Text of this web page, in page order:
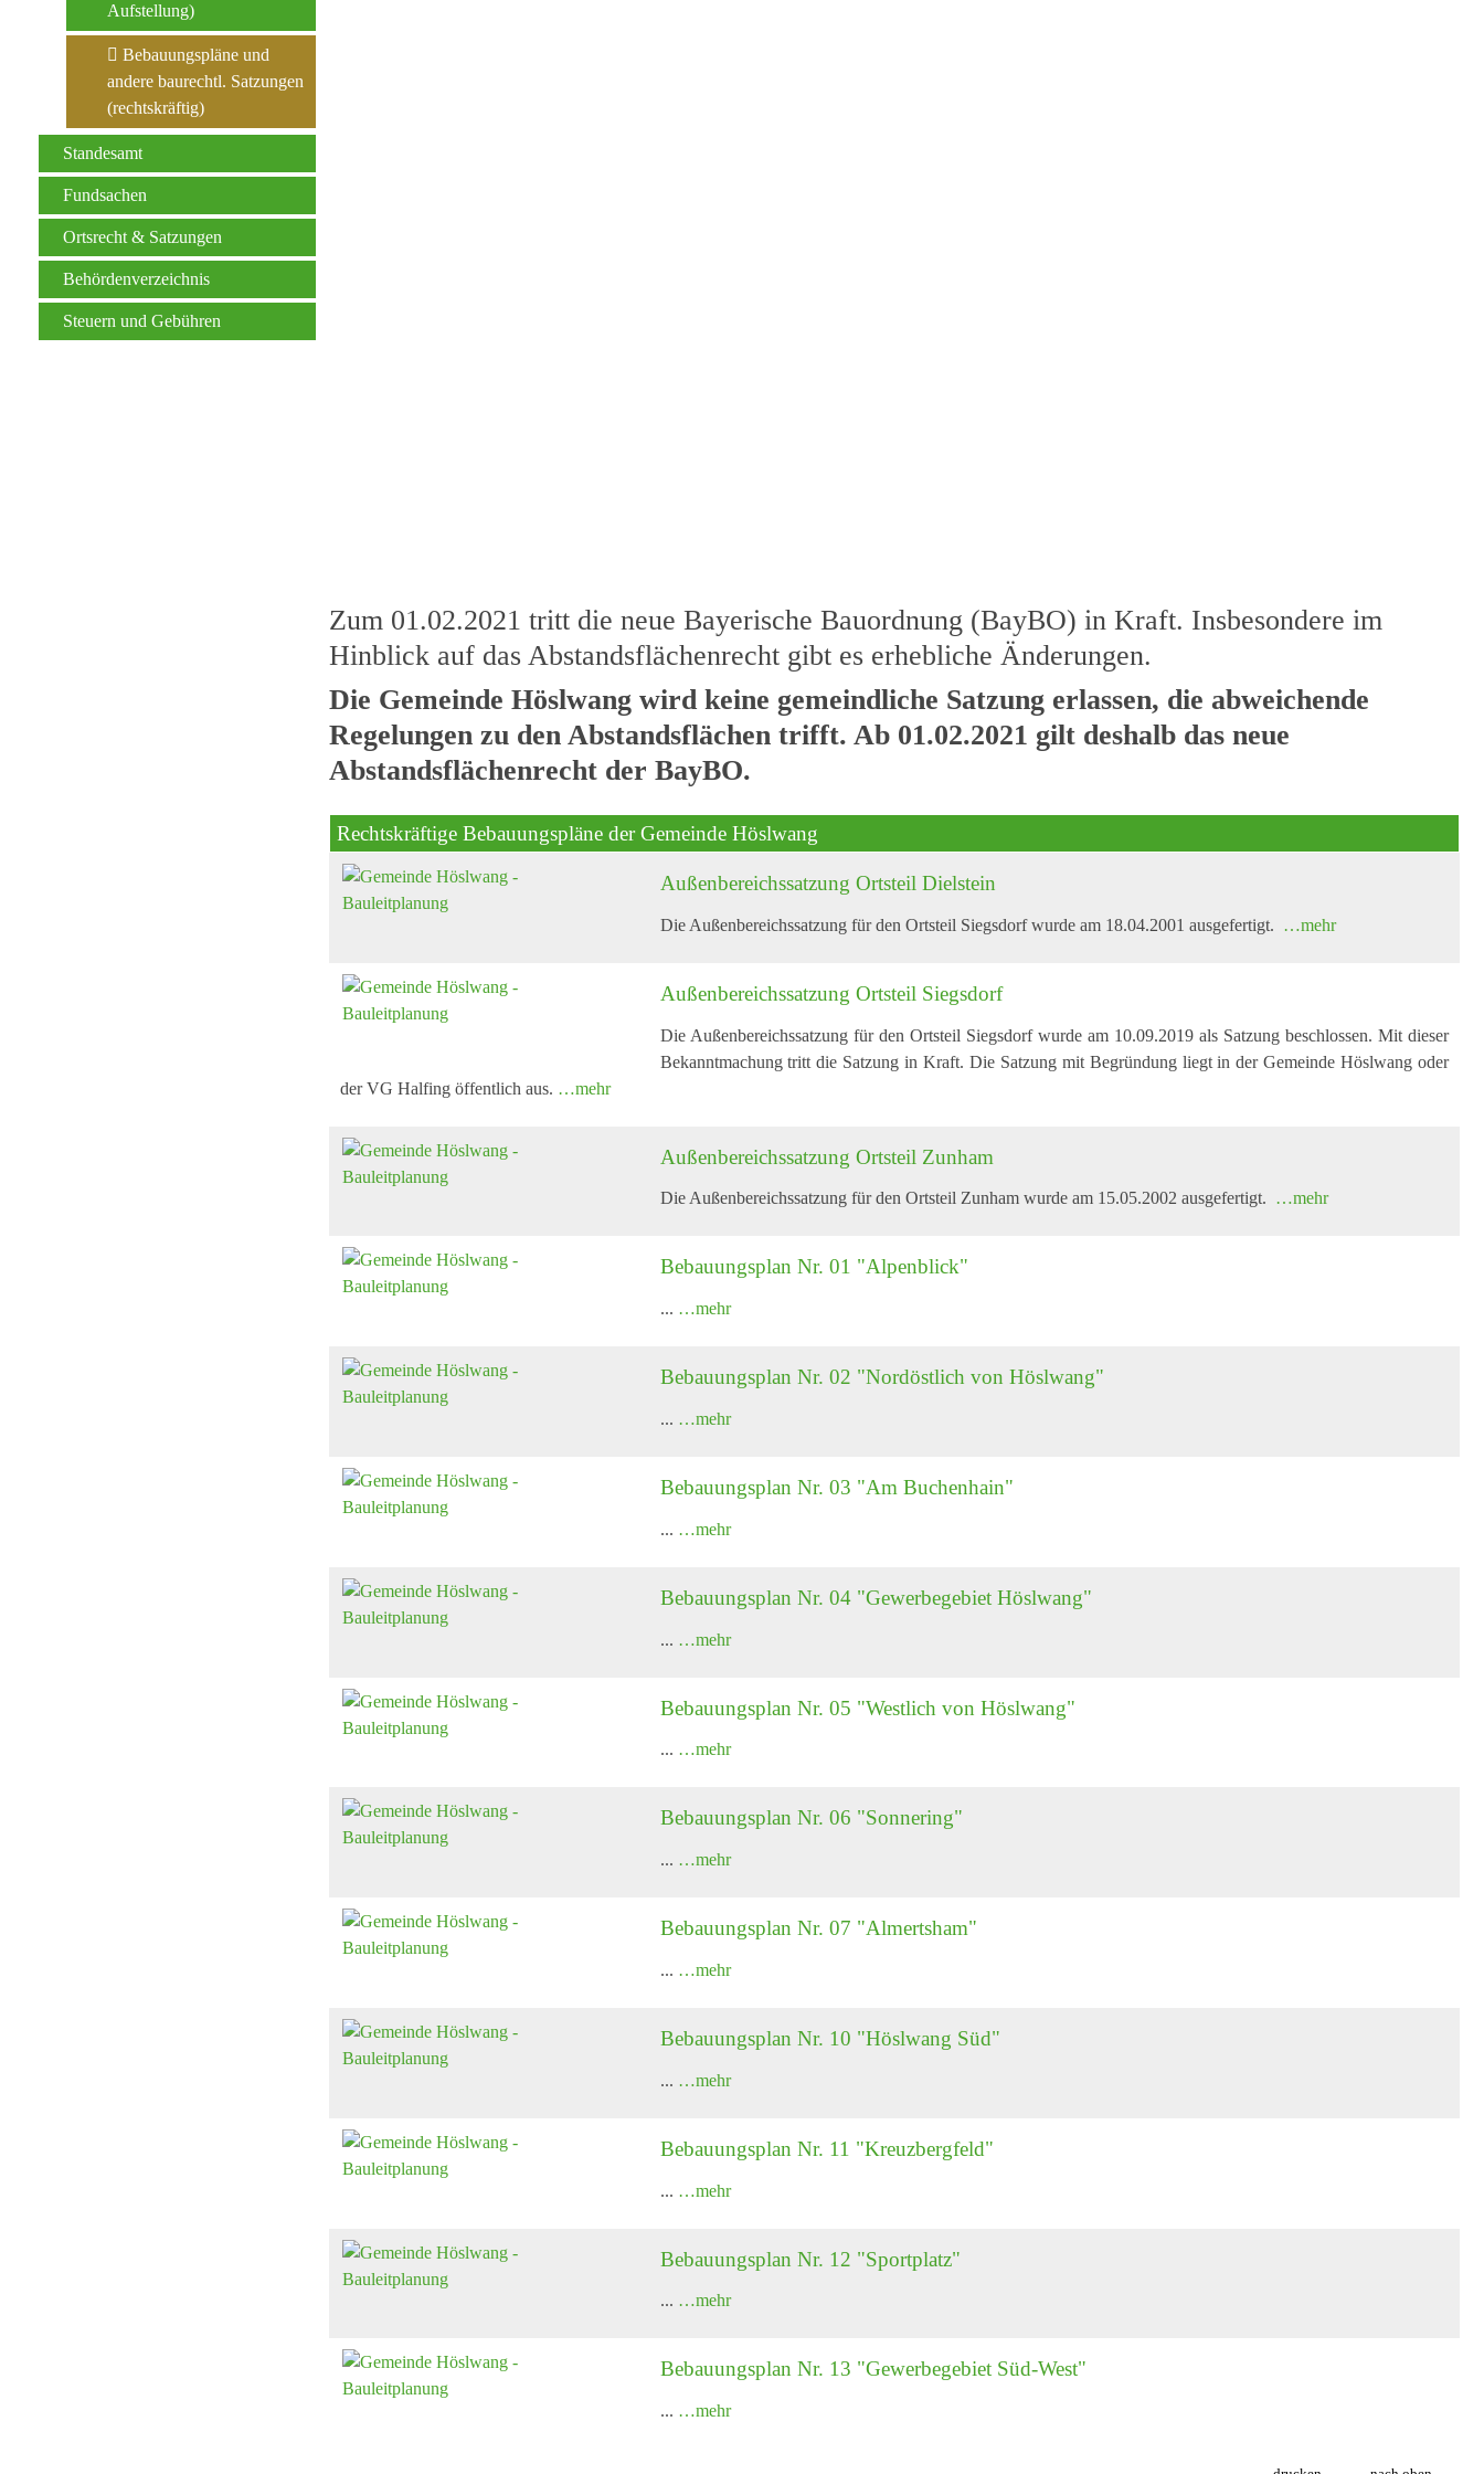
Aufstellung)
Bebauungspläne und
andere baurechtl. Satzungen
(rechtskräftig)
Standesamt
Fundsachen
Ortsrecht & Satzungen
Behördenverzeichnis
Steuern und Gebühren
Zum 01.02.2021 tritt die neue Bayerische Bauordnung (BayBO) in Kraft. Insbesondere im
Hinblick auf das Abstandsflächenrecht gibt es erhebliche Änderungen.
Die Gemeinde Höslwang wird keine gemeindliche Satzung erlassen, die abweichende
Regelungen zu den Abstandsflächen trifft. Ab 01.02.2021 gilt deshalb das neue
Abstandsflächenrecht der BayBO.
Rechtskräftige Bebauungspläne der Gemeinde Höslwang
Außenbereichssatzung Ortsteil Dielstein
Die Außenbereichssatzung für den Ortsteil Siegsdorf wurde am 18.04.2001 ausgefertigt. …mehr
Außenbereichssatzung Ortsteil Siegsdorf
Die Außenbereichssatzung für den Ortsteil Siegsdorf wurde am 10.09.2019 als Satzung beschlossen. Mit dieser
Bekanntmachung tritt die Satzung in Kraft. Die Satzung mit Begründung liegt in der Gemeinde Höslwang oder
der VG Halfing öffentlich aus. …mehr
Außenbereichssatzung Ortsteil Zunham
Die Außenbereichssatzung für den Ortsteil Zunham wurde am 15.05.2002 ausgefertigt. …mehr
Bebauungsplan Nr. 01 "Alpenblick"
... …mehr
Bebauungsplan Nr. 02 "Nordöstlich von Höslwang"
... …mehr
Bebauungsplan Nr. 03 "Am Buchenhain"
... …mehr
Bebauungsplan Nr. 04 "Gewerbegebiet Höslwang"
... …mehr
Bebauungsplan Nr. 05 "Westlich von Höslwang"
... …mehr
Bebauungsplan Nr. 06 "Sonnering"
... …mehr
Bebauungsplan Nr. 07 "Almertsham"
... …mehr
Bebauungsplan Nr. 10 "Höslwang Süd"
... …mehr
Bebauungsplan Nr. 11 "Kreuzbergfeld"
... …mehr
Bebauungsplan Nr. 12 "Sportplatz"
... …mehr
Bebauungsplan Nr. 13 "Gewerbegebiet Süd-West"
... …mehr